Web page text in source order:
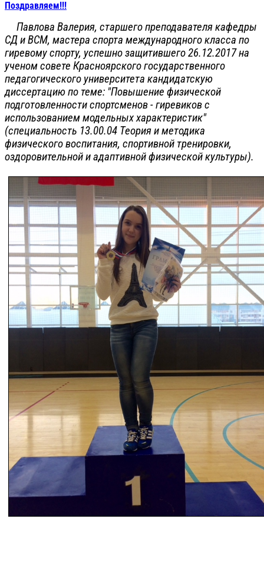
Поздравляем!!!
Павлова Валерия, старшего преподавателя кафедры
СД и ВСМ, мастера спорта международного класса по
гиревому спорту, успешно защитившего 26.12.2017 на
ученом совете Красноярского государственного
педагогического университета кандидатскую
диссертацию по теме: "Повышение физической
подготовленности спортсменов - гиревиков с
использованием модельных характеристик"
(специальность 13.00.04 Теория и методика
физического воспитания, спортивной тренировки,
оздоровительной и адаптивной физической культуры).